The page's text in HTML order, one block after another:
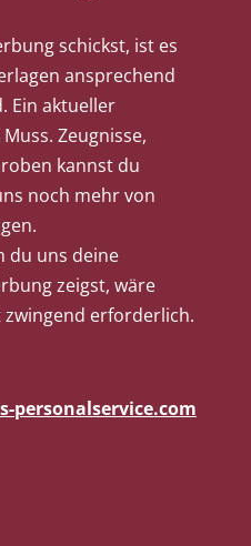
schickst, ist es
ansprechend
Ein aktueller
Zeugnisse,
kannst du
noch mehr von
du uns deine
zeigst, wäre
erforderlich.
personalservice.com